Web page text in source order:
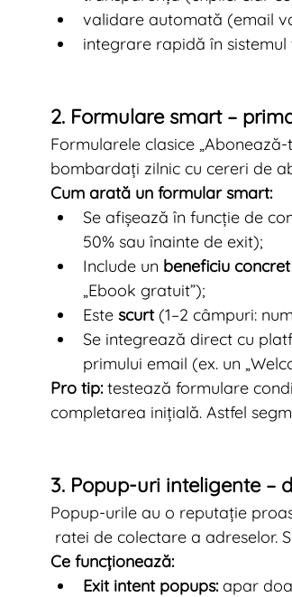
validare automată (email
integrare rapidă în
2. Formulare smart –
Formularele clasice
bombardați zilnic cu cereri de
Cum arată un formular smart:
Se afișează în funcție de
50% sau înainte de exit);
Include un beneficiu concret
„Ebook gratuit”);
Este scurt (1–2 câmpuri:
Se integrează direct cu
primului email (ex. un
Pro tip: testează formulare
completarea inițială. Astfel
3. Popup-uri inteligente –
Popup-urile au o reputație
ratei de colectare a adreselor.
Ce funcționează:
Exit intent popups: apar